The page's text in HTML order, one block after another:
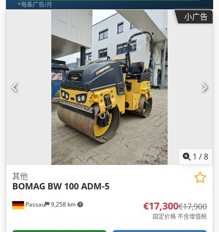
*每条广告/月
小广告
1 /8
Passau 9,258 km
其他
BOMAG BW 100 ADM-5
€17,300€17,900
固定价格 不含增值税